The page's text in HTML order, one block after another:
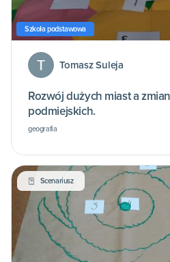
Szkoła podstawowa
Tomasz Suleja
Rozwój dużych miast a
podmiejskich.
geografia
Scenariusz